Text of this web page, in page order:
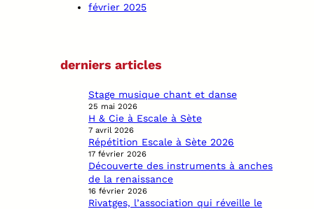
février 2025
derniers articles
Stage musique chant et danse
25 mai 2026
H & Cie à Escale à Sète
7 avril 2026
Répétition Escale à Sète 2026
17 février 2026
Découverte des instruments à anches
de la renaissance
16 février 2026
Rivatges, l’association qui réveille le